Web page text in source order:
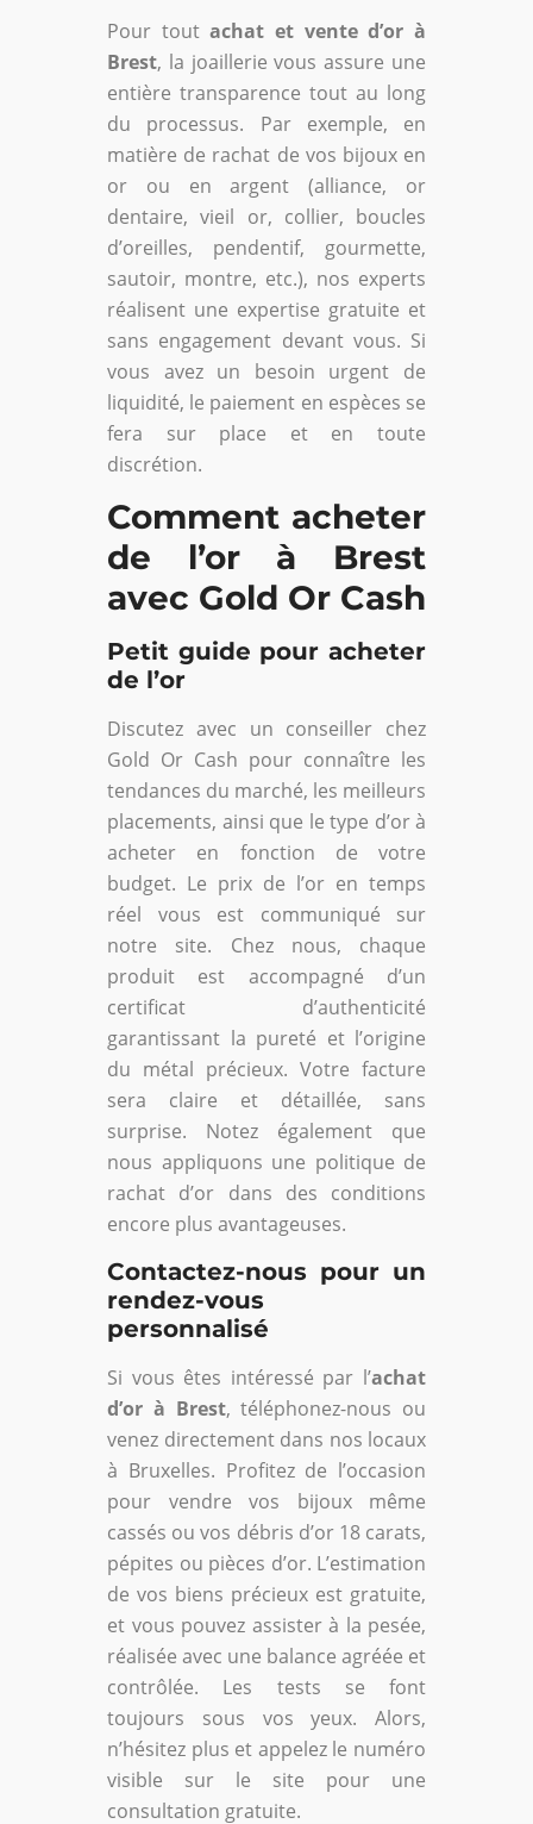
Pour toutachat et vente d’or à
Brest, la joaillerie vous assure une
entière transparence tout au long
du processus. Par exemple, en
matière de rachat de vos bijoux en
or ou en argent (alliance, or
dentaire, vieil or, collier, boucles
d’oreilles, pendentif, gourmette,
sautoir, montre, etc.), nos experts
réalisent une expertise gratuite et
sans engagement devant vous. Si
vous avez un besoin urgent de
liquidité, le paiement en espèces se
fera sur place et en toute
discrétion.
Comment acheter
de l’or à Brest
avec Gold Or Cash
Petit guide pour acheter
de l’or
Discutez avec un conseiller chez
Gold Or Cash pour connaître les
tendances du marché, les meilleurs
placements, ainsi que le type d’or à
acheter en fonction de votre
budget. Le prix de l’or en temps
réel vous est communiqué sur
notre site. Chez nous, chaque
produit est accompagné d’un
certificat d’authenticité
garantissant la pureté et l’origine
du métal précieux. Votre facture
sera claire et détaillée, sans
surprise. Notez également que
nous appliquons une politique de
rachat d’or dans des conditions
encore plus avantageuses.
Contactez-nous pour un
rendez-vous
personnalisé
Si vous êtes intéressé par l’achat
d’or à Brest, téléphonez-nous ou
venez directement dans nos locaux
à Bruxelles. Profitez de l’occasion
pour vendre vos bijoux même
cassés ou vos débris d’or 18 carats,
pépites ou pièces d’or. L’estimation
de vos biens précieux est gratuite,
et vous pouvez assister à la pesée,
réalisée avec une balance agréée et
contrôlée. Les tests se font
toujours sous vos yeux. Alors,
n’hésitez plus et appelez le numéro
visible sur le site pour une
consultation gratuite.